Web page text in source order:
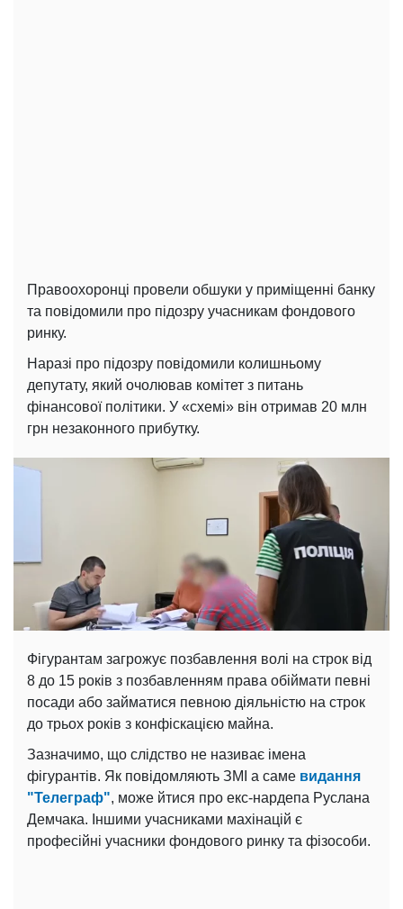
Правоохоронці провели обшуки у приміщенні банку
та повідомили про підозру учасникам фондового
ринку.
Наразі про підозру повідомили колишньому
депутату, який очолював комітет з питань
фінансової політики. У «схемі» він отримав 20 млн
грн незаконного прибутку.
Фігурантам загрожує позбавлення волі на строк від
8 до 15 років з позбавленням права обіймати певні
посади або займатися певною діяльністю на строк
до трьох років з конфіскацією майна.
Зазначимо, що слідство не називає імена
фігурантів. Як повідомляють ЗМІ а саме видання
"Телеграф", може йтися про екс-нардепа Руслана
Демчака. Іншими учасниками махінацій є
професійні учасники фондового ринку та фізособи.